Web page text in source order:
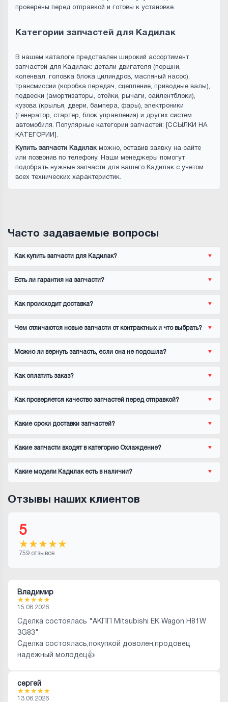
проверены перед отправкой и готовы к установке.
Категории запчастей для Кадилак
В нашем каталоге представлен широкий ассортимент
запчастей для Кадилак: детали двигателя (поршни,
коленвал, головка блока цилиндров, масляный насос),
трансмиссии (коробка передач, сцепление, приводные валы),
подвески (амортизаторы, стойки, рычаги, сайлентблоки),
кузова (крылья, двери, бампера, фары), электроники
(генератор, стартер, блок управления) и других систем
автомобиля. Популярные категории запчастей: [ССЫЛКИ НА
КАТЕГОРИИ].
Купить запчасти Кадилакможно, оставив заявку на сайте
или позвонив по телефону. Наши менеджеры помогут
подобрать нужные запчасти для вашего Кадилак с учетом
всех технических характеристик.
Часто задаваемые вопросы
Как купить запчасти для Кадилак?
Есть ли гарантия на запчасти?
Как происходит доставка?
Чем отличаются новые запчасти от контрактных и что выбрать?
Можно ли вернуть запчасть, если она не подошла?
Как оплатить заказ?
Как проверяется качество запчастей перед отправкой?
Какие сроки доставки запчастей?
Какие запчасти входят в категорию Охлаждение?
Какие модели Кадилак есть в наличии?
Отзывы наших клиентов
5
★★★★★
759 отзывов
Владимир
★★★★★
15.06.2026
Сделка состоялась "АКПП Mitsubishi EK Wagon H81W
3G83"
Сделка состоялась,покупкой доволен,продовец
надежный молодец👍
сергей
★★★★★
13.06.2026